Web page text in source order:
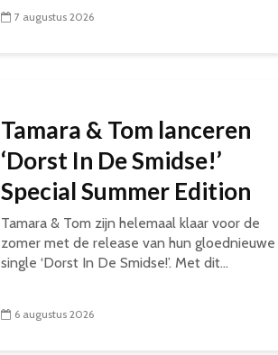
7 augustus 2026
Tamara & Tom lanceren
‘Dorst In De Smidse!’
Special Summer Edition
Tamara & Tom zijn helemaal klaar voor de
zomer met de release van hun gloednieuwe
single ‘Dorst In De Smidse!’. Met dit...
6 augustus 2026